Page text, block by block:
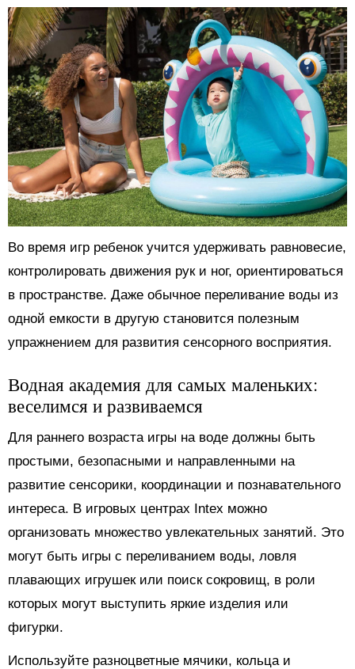
Во время игр ребенок учится удерживать равновесие,
контролировать движения рук и ног, ориентироваться
в пространстве. Даже обычное переливание воды из
одной емкости в другую становится полезным
упражнением для развития сенсорного восприятия.
Водная академия для самых маленьких:
веселимся и развиваемся
Для раннего возраста игры на воде должны быть
простыми, безопасными и направленными на
развитие сенсорики, координации и познавательного
интереса. В игровых центрах Intex можно
организовать множество увлекательных занятий. Это
могут быть игры с переливанием воды, ловля
плавающих игрушек или поиск сокровищ, в роли
которых могут выступить яркие изделия или
фигурки.
Используйте разноцветные мячики, кольца и